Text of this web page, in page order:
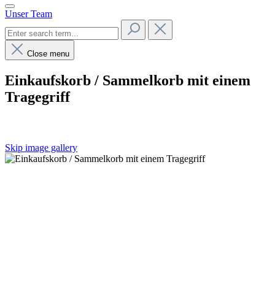
Unser Team
Close menu
Einkaufskorb / Sammelkorb mit einem
Tragegriff
Skip image gallery